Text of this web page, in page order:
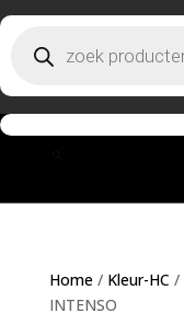
Producten zoeken
Home/ Kleur-HC /
INTENSO